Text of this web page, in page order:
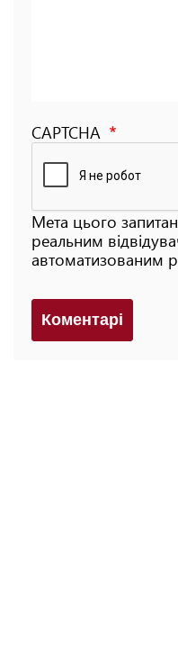
CAPTCHA
Мета цього
реальним
автоматизованим
Коментарi